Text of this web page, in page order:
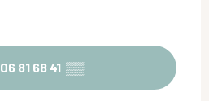
06 81 68 41 ▒▒